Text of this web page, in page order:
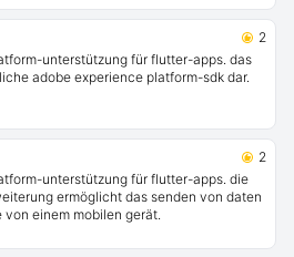
2
unterstützung für flutter-apps. das
adobe experience platform-sdk dar.
2
unterstützung für flutter-apps. die
ermöglicht das senden von daten
einem mobilen gerät.